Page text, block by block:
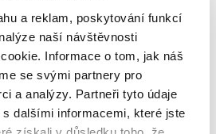
a reklam, poskytování funkcí
naší návštěvnosti
Informace o tom, jak náš
se svými partnery pro
a analýzy. Partneři tyto údaje
dalšími informacemi, které jste
Pohlaví
Pánské
Chronometr
Ano